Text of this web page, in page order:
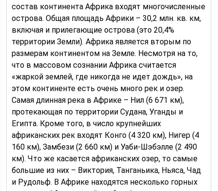
состав континента Африка входят многочисленные
острова. Общая площадь Африки – 30,2 млн. кв. км,
включая и прилегающие острова (это 20,4%
территории Земли). Африка является вторым по
размерам континентом на Земле. Несмотря на то,
что в массовом сознании Африка считается
«жаркой землей, где никогда не идет дождь», на
этом континенте есть очень много рек и озер.
Самая длинная река в Африке – Нил (6 671 км),
протекающая по территории Судана, Уганды и
Египта. Кроме того, в число крупнейших
африканских рек входят Конго (4 320 км), Нигер (4
160 км), Замбези (2 660 км) и Уаби-Шэбэлле (2 490
км). Что же касается африканских озер, то самые
большие из них – Виктория, Танганьика, Ньяса, Чад
и Рудольф. В Африке находятся несколько горных